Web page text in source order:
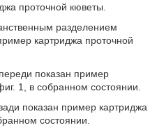
проточной кюветы.
разделением
картриджа проточной
показан пример
1, в собранном состоянии.
показан пример картриджа
состоянии.